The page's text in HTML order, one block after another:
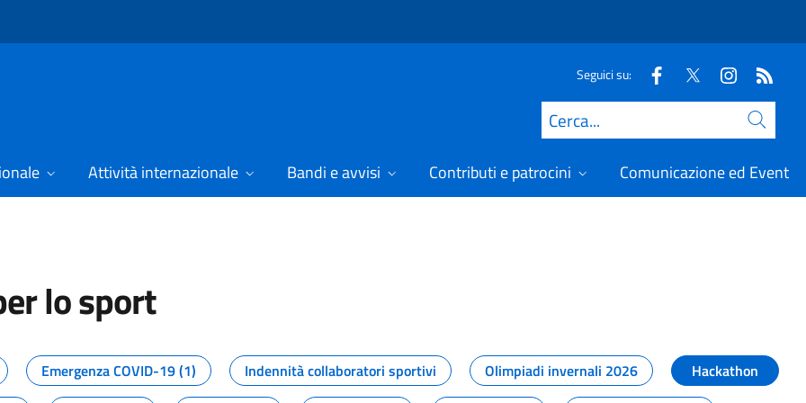
Seguici su:
Cerca
Attività internazionale Bandi e avvisi Contributi e patrocini Comunicazione ed Eventi
lo sport
dal Dipartimento per lo sport
Emergenza COVID-19 (1) Indennità collaboratori sportivi Olimpiadi invernali 2026
Hackathon